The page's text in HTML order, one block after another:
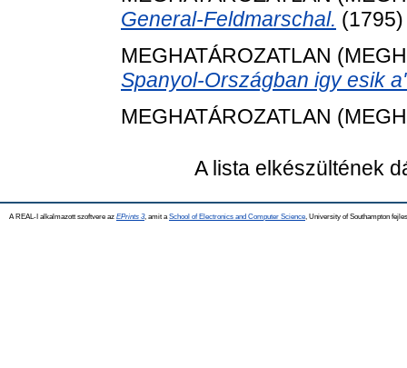
General-Feldmarschal. (1795)
MEGHATÁROZATLAN
Spanyol-Országban igy esik
MEGHATÁROZATLAN
A lista elkészültének
A REAL-I alkalmazott szoftvere az EPrints 3, amit a School of Electronics and Computer Science , University of Southampton